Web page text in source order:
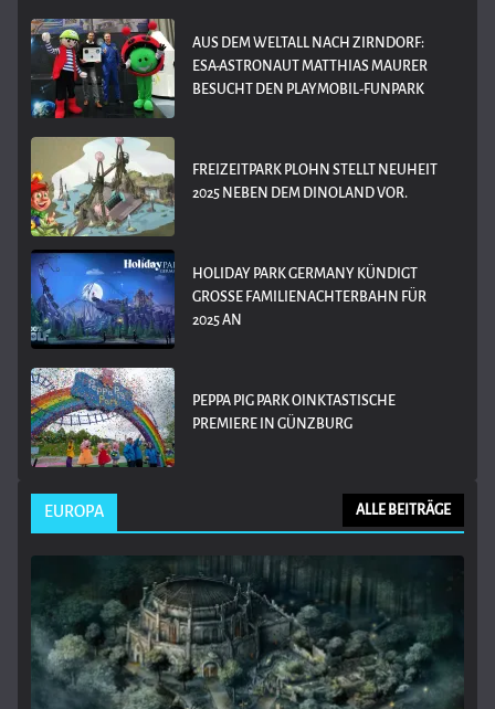
AUS DEM WELTALL NACH ZIRNDORF:
ESA-ASTRONAUT MATTHIAS MAURER
BESUCHT DEN PLAYMOBIL-FUNPARK
FREIZEITPARK PLOHN STELLT NEUHEIT
2025 NEBEN DEM DINOLAND VOR.
HOLIDAY PARK GERMANY KÜNDIGT
GROSSE FAMILIENACHTERBAHN FÜR 2
025 AN
PEPPA PIG PARK OINKTASTISCHE
PREMIERE IN GÜNZBURG
EUROPA ALLE BEITRÄGE